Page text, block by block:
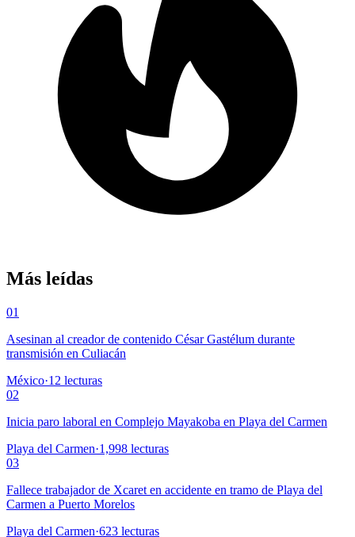
Más leídas
01
Asesinan al creador de contenido César Gastélum durante
transmisión en Culiacán
México·12 lecturas
02
Inicia paro laboral en Complejo Mayakoba en Playa del Carmen
Playa del Carmen·1,998 lecturas
03
Fallece trabajador de Xcaret en accidente en tramo de Playa del
Carmen a Puerto Morelos
Playa del Carmen·623 lecturas